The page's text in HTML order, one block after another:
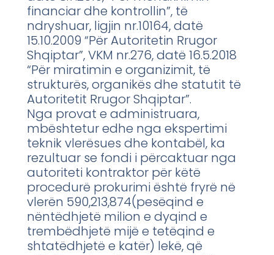
financiar dhe kontrollin”, të
ndryshuar, ligjin nr.10164, datë
15.10.2009 “Për Autoritetin Rrugor
Shqiptar”, VKM nr.276, datë 16.5.2018
“Për miratimin e organizimit, të
strukturës, organikës dhe statutit të
Autoritetit Rrugor Shqiptar”.
Nga provat e administruara,
mbështetur edhe nga ekspertimi
teknik vlerësues dhe kontabël, ka
rezultuar se fondi i përcaktuar nga
autoriteti kontraktor për këtë
procedurë prokurimi është fryrë në
vlerën 590,213,874(pesëqind e
nëntëdhjetë milion e dyqind e
trembëdhjetë mijë e tetëqind e
shtatëdhjetë e katër) lekë, që